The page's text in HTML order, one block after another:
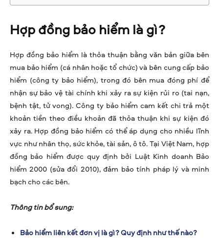
Hợp đồng bảo hiểm là gì?
Hợp đồng bảo hiểm là thỏa thuận bằng văn bản giữa bên
mua bảo hiểm (cá nhân hoặc tổ chức) và bên cung cấp bảo
hiểm (công ty bảo hiểm), trong đó bên mua đóng phí để
nhận sự bảo vệ tài chính khi xảy ra sự kiện rủi ro (tai nạn,
bệnh tật, tử vong). Công ty bảo hiểm cam kết chi trả một
khoản tiền theo điều khoản đã thỏa thuận khi sự kiện đó
xảy ra. Hợp đồng bảo hiểm có thể áp dụng cho nhiều lĩnh
vực như nhân thọ, sức khỏe, tài sản, ô tô. Tại Việt Nam, hợp
đồng bảo hiểm được quy định bởi Luật Kinh doanh Bảo
hiểm 2000 (sửa đổi 2010), đảm bảo tính pháp lý và minh
bạch cho các bên.
Thông tin bổ sung:
Bảo hiểm liên kết đơn vị là gì? Quy định như thế nào?